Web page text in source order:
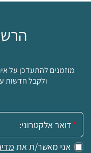
מוזמנים להתעדכן על
ולקבל חדשות
אימייל:
אני מאשר/ת את